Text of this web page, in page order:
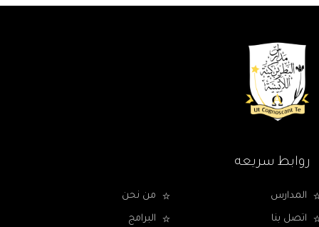
روابط سريعه
من نحن المدارس
البرامج اتصل بنا